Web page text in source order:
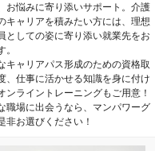
お悩みに寄り添いサポート。介護
キャリアを積みたい方には、理想
としての姿に寄り添い就業先をお
キャリアパス形成のための資格取
、仕事に活かせる知識を身に付け
ンライントレーニングもご用意！
職場に出会うなら、マンパワーグ
非お選びください！